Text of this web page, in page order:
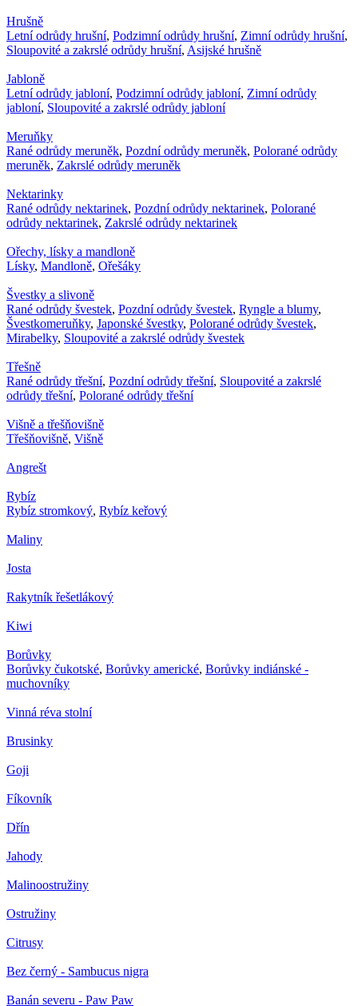
Hrušně
Letní odrůdy hrušní, Podzimní odrůdy hrušní, Zimní odrůdy hrušní,
Sloupovité a zakrslé odrůdy hrušní, Asijské hrušně
Jabloně
Letní odrůdy jabloní, Podzimní odrůdy jabloní, Zimní odrůdy
jabloní, Sloupovité a zakrslé odrůdy jabloní
Meruňky
Rané odrůdy meruněk, Pozdní odrůdy meruněk, Polorané odrůdy
meruněk, Zakrslé odrůdy meruněk
Nektarinky
Rané odrůdy nektarinek, Pozdní odrůdy nektarinek, Polorané
odrůdy nektarinek, Zakrslé odrůdy nektarinek
Ořechy, lísky a mandloně
Lísky, Mandloně, Ořešáky
Švestky a slivoně
Rané odrůdy švestek, Pozdní odrůdy švestek, Ryngle a blumy,
Švestkomeruňky, Japonské švestky, Polorané odrůdy švestek,
Mirabelky, Sloupovité a zakrslé odrůdy švestek
Třešně
Rané odrůdy třešní, Pozdní odrůdy třešní, Sloupovité a zakrslé
odrůdy třešní, Polorané odrůdy třešní
Višně a třešňovišně
Třešňovišně, Višně
Angrešt
Rybíz
Rybíz stromkový, Rybíz keřový
Maliny
Josta
Rakytník řešetlákový
Kiwi
Borůvky
Borůvky čukotské, Borůvky americké, Borůvky indiánské -
muchovníky
Vinná réva stolní
Brusinky
Goji
Fíkovník
Dřín
Jahody
Malinoostružiny
Ostružiny
Citrusy
Bez černý - Sambucus nigra
Banán severu - Paw Paw